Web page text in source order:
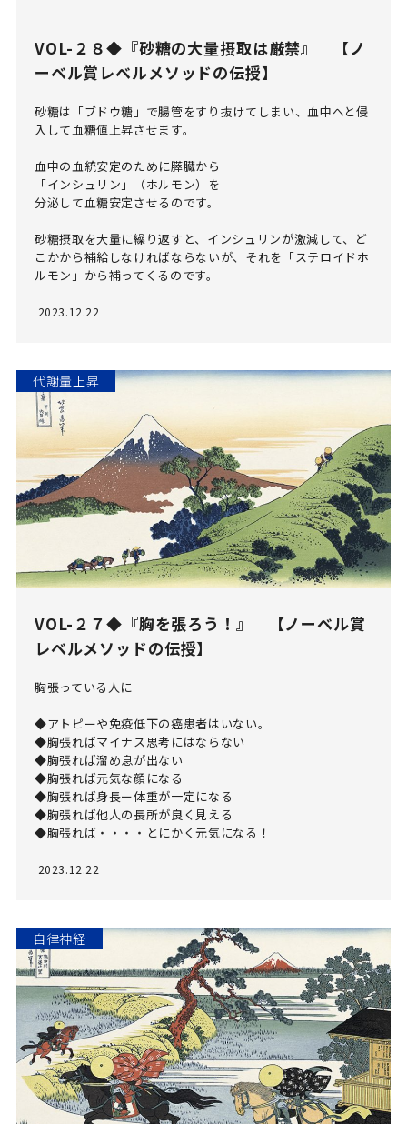
VOL-２８◆『砂糖の大量摂取は厳禁』 【ノ
ーベル賞レベルメソッドの伝授】
砂糖は「ブドウ糖」で腸管をすり抜けてしまい、血中へと侵
入して血糖値上昇させます。
血中の血統安定のために膵臓から
「インシュリン」（ホルモン）を
分泌して血糖安定させるのです。
砂糖摂取を大量に繰り返すと、インシュリンが激減して、ど
こかから補給しなければならないが、それを「ステロイドホ
ルモン」から補ってくるのです。
2023.12.22
VOL-２７◆『胸を張ろう！』 【ノーベル賞
レベルメソッドの伝授】
胸張っている人に
◆アトピーや免疫低下の癌患者はいない。
◆胸張ればマイナス思考にはならない
◆胸張れば溜め息が出ない
◆胸張れば元気な顔になる
◆胸張れば身長ー体重が一定になる
◆胸張れば他人の長所が良く見える
◆胸張れば・・・・とにかく元気になる！
2023.12.22
代謝量上昇
自律神経